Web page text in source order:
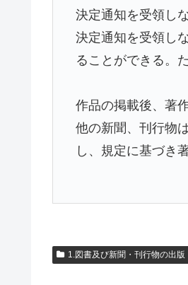
決定通知を受領し
決定通知を受領し
ることができる。
作品の掲載後、著
他の新聞、刊行物
し、規定に基づき
1.図書及び新聞・刊行物の出版